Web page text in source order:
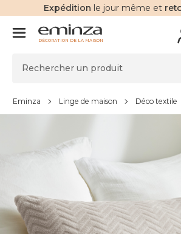
Expédition le jour même et
DÉCORATION DE LA MAISON
Eminza Linge de maison Déco textile